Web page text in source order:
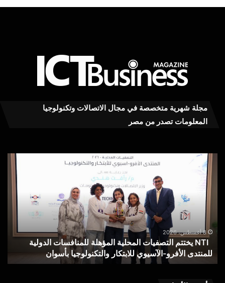
مجلة شهرية متخصصة في مجال الاتصالات وتكنولوجيا
المعلومات تصدر من مصر
NTI
يختتم
التصفيات
المحلية
المؤهلة
للمنافسات
الدولية
للمنتدى
الأفرو-
الآسيوي
8 أغسطس، 2026
NTI يختتم التصفيات المحلية المؤهلة للمنافسات الدولية
للمنتدى الأفرو-الآسيوي للابتكار والتكنولوجيا بأسوان